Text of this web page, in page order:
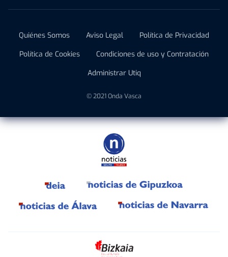
Quiénes Somos Aviso Legal
Política de Privacidad
Política de Cookies
Condiciones de uso y Contratación
Administrar Utiq
© 2021 Onda Vasca